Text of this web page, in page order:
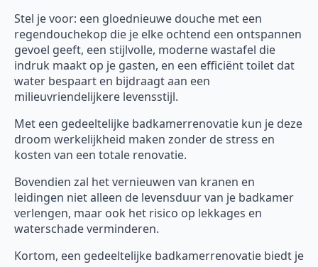
Stel je voor: een gloednieuwe douche met een
regendouchekop die je elke ochtend een ontspannen
gevoel geeft, een stijlvolle, moderne wastafel die
indruk maakt op je gasten, en een efficiënt toilet dat
water bespaart en bijdraagt aan een
milieuvriendelijkere levensstijl.
Met een gedeeltelijke badkamerrenovatie kun je deze
droom werkelijkheid maken zonder de stress en
kosten van een totale renovatie.
Bovendien zal het vernieuwen van kranen en
leidingen niet alleen de levensduur van je badkamer
verlengen, maar ook het risico op lekkages en
waterschade verminderen.
Kortom, een gedeeltelijke badkamerrenovatie biedt je